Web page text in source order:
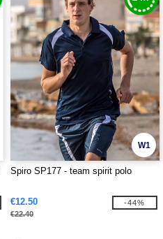
W1
Spiro SP177 - team spirit polo
€12.50
€22.40
-44%